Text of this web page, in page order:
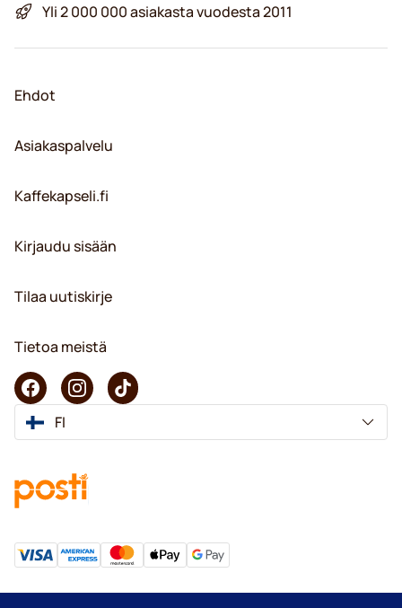
Yli 2 000 000 asiakasta vuodesta 2011
Ehdot
Asiakaspalvelu
Kaffekapseli.fi
Kirjaudu sisään
Tilaa uutiskirje
Tietoa meistä
FI